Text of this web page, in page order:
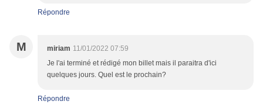
Répondre
M miriam 11/01/2022 07:59
Je l'ai terminé et rédigé mon billet mais il paraitra d'ici
quelques jours. Quel est le prochain?
Répondre